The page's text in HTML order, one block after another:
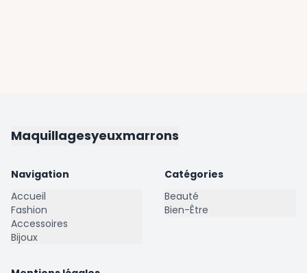
Maquillagesyeuxmarrons
Navigation
Accueil
Fashion
Accessoires
Bijoux
Catégories
Beauté
Bien-Être